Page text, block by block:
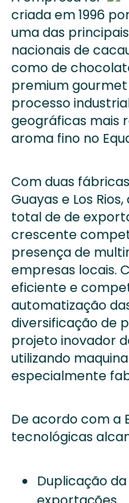
criada em 1996
uma das
nacionais de
como de
premium
processo
geográficas mais
aroma fino no
Com duas
Guayas e Los
total de de
crescente
presença de
empresas locais.
eficiente e
automatização
diversificação de
projeto inovador
utilizando
especialmente
De acordo com a
tecnológicas
Duplicação